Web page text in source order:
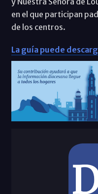
en el que participan
de los centros.
La guía puede